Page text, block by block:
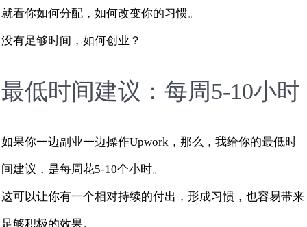
就看你如何分配，如何改变你的习惯。
没有足够时间，如何创业？
最低时间建议：每周5-10小时
如果你一边副业一边操作Upwork，那么，我给你的最低时
间建议，是每周花5-10个小时。
这可以让你有一个相对持续的付出，形成习惯，也容易带来
足够积极的效果。